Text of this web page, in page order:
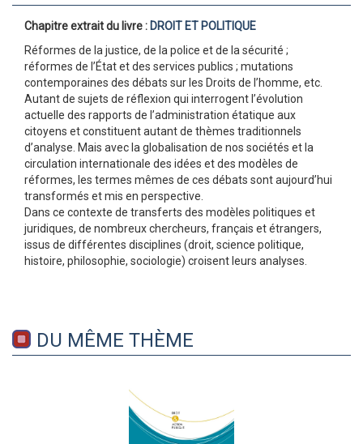
Chapitre extrait du livre : DROIT ET POLITIQUE
Réformes de la justice, de la police et de la sécurité ;
réformes de l’État et des services publics ; mutations
contemporaines des débats sur les Droits de l’homme, etc.
Autant de sujets de réflexion qui interrogent l’évolution
actuelle des rapports de l’administration étatique aux
citoyens et constituent autant de thèmes traditionnels
d’analyse. Mais avec la globalisation de nos sociétés et la
circulation internationale des idées et des modèles de
réformes, les termes mêmes de ces débats sont aujourd’hui
transformés et mis en perspective.
Dans ce contexte de transferts des modèles politiques et
juridiques, de nombreux chercheurs, français et étrangers,
issus de différentes disciplines (droit, science politique,
histoire, philosophie, sociologie) croisent leurs analyses.
DU MÊME THÈME